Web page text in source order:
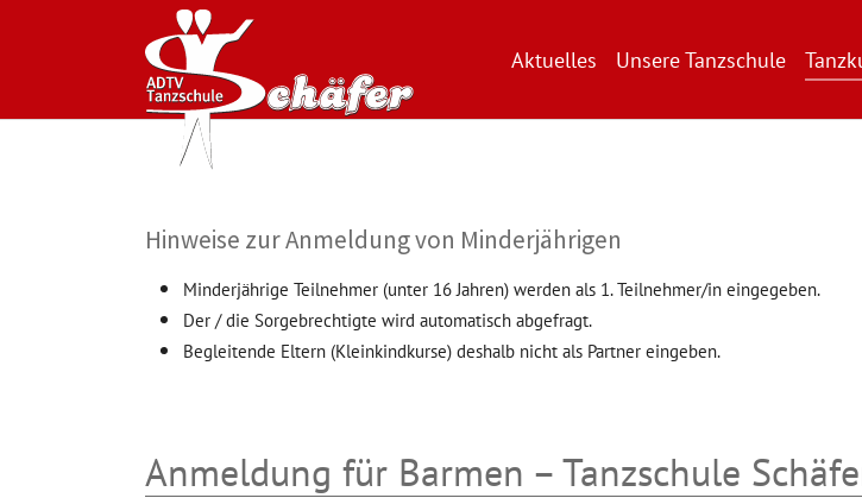
Zum Hauptinhalt springen
Aktuelles Unsere Tanzschule
Hinweise zur Anmeldung von Minderjährigen
Minderjährige Teilnehmer (unter 16 Jahren) werden als 1. Teilnehmer/in eingegeben.
Der / die Sorgebrechtigte wird automatisch abgefragt.
Begleitende Eltern (Kleinkindkurse) deshalb nicht als Partner eingeben.
Anmeldung für Barmen – Tanzschule